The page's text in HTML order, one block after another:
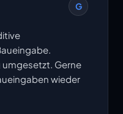
G
umgesetzt. Gerne
wieder